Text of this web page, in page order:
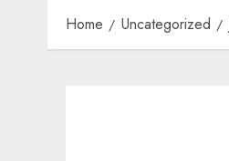
Home Uncategorized